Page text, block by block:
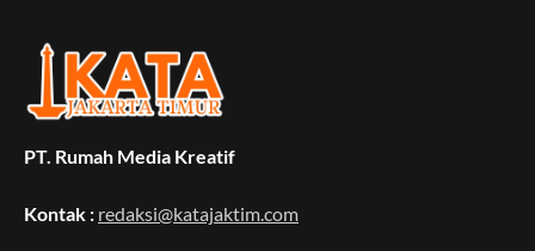
PT. Rumah Media Kreatif
Kontak : redaksi@katajaktim.com